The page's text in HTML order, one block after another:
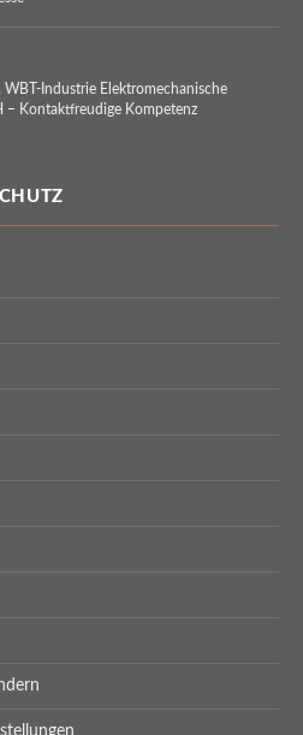
Industrie Elektromechanische
– Kontaktfreudige Kompetenz